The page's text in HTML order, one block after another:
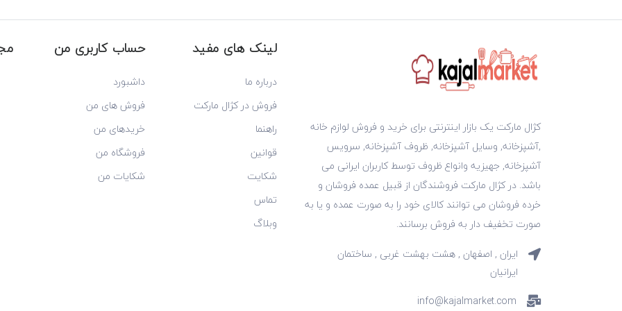
کژال مارکت یک بازار اینترنتی برای خرید و فروش لوازم خانه
,آشپزخانه, وسایل آشپزخانه, ظروف آشپزخانه, سرویس
آشپزخانه, جهیزیه وانواع ظروف توسط کاربران ایرانی می
باشد. در کژال مارکت فروشندگان از قبیل عمده فروشان و
خرده فروشان می توانند کالای خود را به صورت عمده و یا به
صورت تخفیف دار به فروش برسانند.
ایران , اصفهان , هشت بهشت غربی , ساختمان
ایرانیان
info@kajalmarket.com
لینک های مفید
درباره ما
فروش در کژال مارکت
راهنما
قوانین
شکایت
تماس
وبلاگ
حساب کاربری من
داشبورد
فروش های من
خریدهای من
فروشگاه من
شکایات من